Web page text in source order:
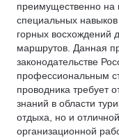
Парламентская
Избирательный
Инженерные системы
Водоснабжение
Геодезия
Картография
Маркшейдерское дело
преимущественно
специальных
горных восхождений
маршрутов. Данная
законодательстве
профессиональным
проводника требует
знаний в области
отдыха, но и
организационной